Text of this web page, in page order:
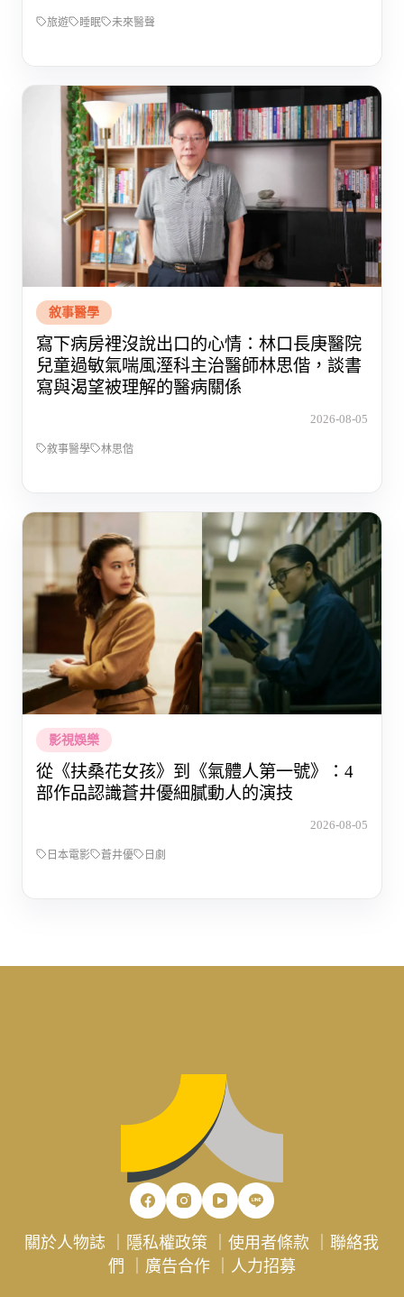
旅遊 睡眠 未來醫聲
敘事醫學
寫下病房裡沒說出口的心情：林口長庚醫院
兒童過敏氣喘風溼科主治醫師林思偕，談書
寫與渴望被理解的醫病關係
2026-08-05
敘事醫學 林思偕
影視娛樂
從《扶桑花女孩》到《氣體人第一號》：4
部作品認識蒼井優細膩動人的演技
2026-08-05
日本電影 蒼井優 日劇
關於人物誌 隱私權政策 ｜使用者條款 ｜聯絡我
們
廣告合作｜ 人力招募